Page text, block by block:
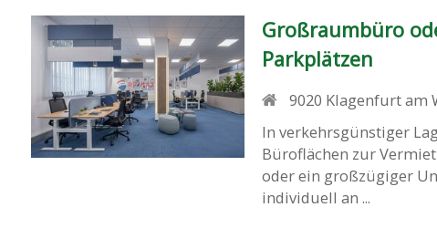
Großraumbüro
Parkplätzen
9020 Klagenfurt am
In verkehrsgünstiger
Büroflächen zur
oder ein großzügiger
individuell an ...